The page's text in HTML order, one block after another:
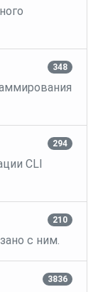
348
294
CLI
210
с ним.
3836